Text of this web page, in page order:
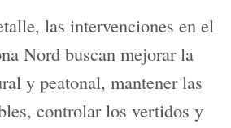
GenerationEU.
consiste en restaurar
de los ríos Serpis y